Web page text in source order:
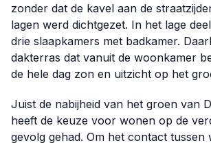
zonder dat de kavel aan de
lagen werd dichtgezet. In het lage
drie slaapkamers met badkamer.
dakterras dat vanuit de woonkamer
de hele dag zon en uitzicht op het
Juist de nabijheid van het groen van
heeft de keuze voor wonen op de
gevolg gehad. Om het contact tussen